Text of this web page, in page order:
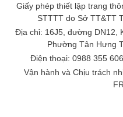
Giấy phép thiết lập trang
STTTT do Sở TT&TT
Địa chỉ: 16J5, đường DN12,
Phường Tân Hưng
Điện thoại: 0988 355
Vận hành và Chịu trách